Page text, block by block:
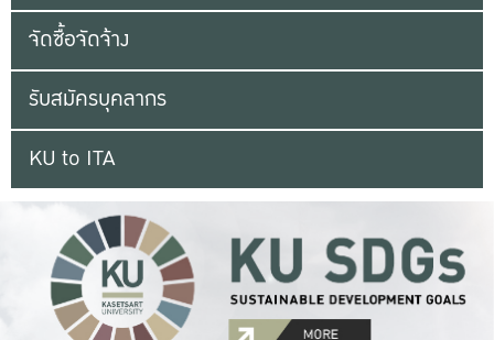
จัดซื้อจัดจ้าง
รับสมัครบุคลากร
KU to ITA